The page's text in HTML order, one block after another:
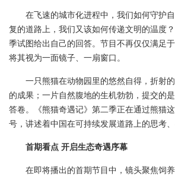
在飞速的城市化进程中，我们如何守护
复的道路上，我们又该如何传递文明的温度
季试图给出自己的回答。节目不再仅仅满足
将其视为一面镜子、一扇窗口。
一只熊猫在动物园里的悠然自得，折射
的成果；一片自然腹地的生机勃勃，提交的
答卷。《熊猫奇遇记》第二季正在通过熊猫
号，讲述着中国在可持续发展道路上的思考、
首期看点 开启生态奇遇序幕
在即将播出的首期节目中，镜头聚焦饲养